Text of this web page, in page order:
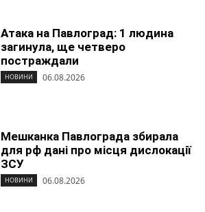
Атака на Павлоград: 1 людина
загинула, ще четверо
постраждали
НОВИНИ 06.08.2026
Мешканка Павлограда збирала
для рф дані про місця дислокації
ЗСУ
НОВИНИ 06.08.2026